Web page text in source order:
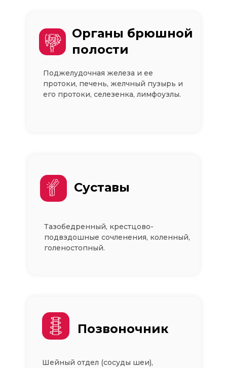
Суставы
Тазобедренный, крестцово-
подвздошные сочленения, коленный,
голеностопный.
Органы брюшной
полости
Поджелудочная железа и ее
протоки, печень, желчный пузырь и
его протоки, селезенка, лимфоузлы.
Позвоночник
Шейный отдел (сосуды шеи),